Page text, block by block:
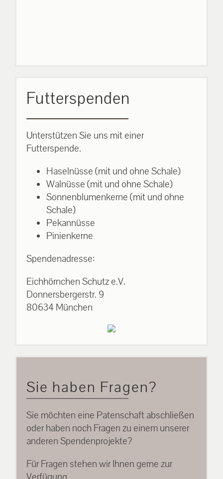
Futterspenden
Unterstützen Sie uns mit einer
Futterspende.
Haselnüsse (mit und ohne Schale)
Walnüsse (mit und ohne Schale)
Sonnenblumenkerne (mit und ohne
Schale)
Pekannüsse
Pinienkerne
Spendenadresse:
Eichhörnchen Schutz e.V.
Donnersbergerstr. 9
80634 München
Sie haben Fragen?
Sie möchten eine Patenschaft abschließen
oder haben noch Fragen zu einem unserer
anderen Spendenprojekte?
Für Fragen stehen wir Ihnen gerne zur